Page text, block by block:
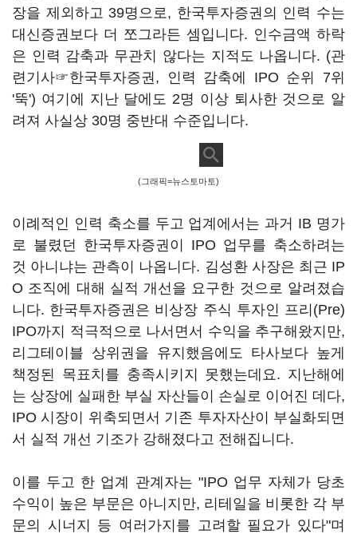
장을 제외하고 39명으로, 한국투자증권의 인력 수는
대신증권보다 더 쪼그라든 셈입니다. 인수금액 하락
은 인력 감축과 무관치 않다는 지적도 나옵니다. (관
련기사☞한국투자증권, 인력 감축에 IPO 순위 7위
'뚝') 여기에 지난 달에도 2명 이상 퇴사한 것으로 알
려져 사실상 30명 중반대 수준입니다.
(그래픽=뉴스토마토)
이례적인 인력 축소를 두고 업계에서는 과거 IB 명가
로 불렸던 한국투자증권이 IPO 업무를 축소하려는
것 아니냐는 관측이 나옵니다. 김성환 사장은 최근 IP
O 조직에 대해 실적 개선을 요구한 것으로 알려졌습
니다. 한국투자증권은 비상장 주식 투자인 프리(Pre)
IPO까지 적극적으로 나서면서 수익을 추구해왔지만,
리그테이블 상위권을 유지했음에도 타사보다 높게
책정된 목표치를 충족시키지 못했는데요. 지난해에
는 상장에 실패한 부실 자산들이 손실로 이어진 데다,
IPO 시장이 위축되면서 기존 투자자산이 부실화되면
서 실적 개선 기조가 강해졌다고 전해집니다.
이를 두고 한 업계 관계자는 "IPO 업무 자체가 당초
수익이 높은 부문은 아니지만, 리테일을 비롯한 각 부
문의 시너지 등 여러가지를 고려할 필요가 있다"며